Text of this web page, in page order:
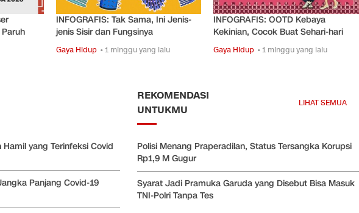
INFOGRAFIS: Tak Sama, Ini Jenis-
jenis Sisir dan Fungsinya
Gaya Hidup • 1 minggu yang lalu
INFOGRAFIS: OOTD Kebaya
Kekinian, Cocok Buat Sehari-hari
Gaya Hidup • 1 minggu yang lalu
yang Terinfeksi Covid
Panjang Covid-19
REKOMENDASI
UNTUKMU
LIHAT SEMUA
Polisi Menang Praperadilan, Status Tersangka Korupsi
Rp1,9 M Gugur
Syarat Jadi Pramuka Garuda yang Disebut Bisa Masuk
TNI-Polri Tanpa Tes